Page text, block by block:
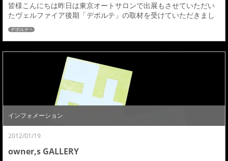
皆様こんにちは昨日は東京オートサロンで出展もさせていただい
たヴェルファイア後期「デポルテ」の取材を受けていただきまし
た。雑誌はスタイルワゴンです。東京は昨日は初雪で生憎の天気
でしたが、寒い中編集部、カメラマンの方々にご協力いただき無
事取材も終える事ができました。有難うございます。今回残念な
事にオートサロンにもこの取材にもリヤハーフが間にあいません
でしたので、後期用デポルテはフロントハーフのみの装着...
デポルテ
インフォメーション
2012/01/19
owner,s GALLERY